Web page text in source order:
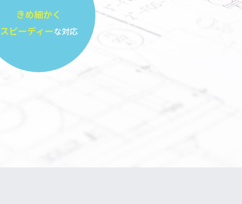
きめ細かく
スピーディーな対応